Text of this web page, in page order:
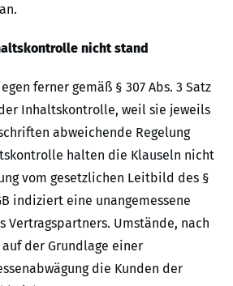
nicht stand
ferner gemäß § 307 Abs. 3 Satz
der Inhaltskontrolle, weil sie jeweils
abweichende Regelung
halten die Klauseln nicht
vom gesetzlichen Leitbild des §
indiziert eine unangemessene
Vertragspartners. Umstände, nach
der Grundlage einer
die Kunden der